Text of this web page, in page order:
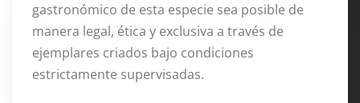
gastronómico de esta especie sea posible de
manera legal, ética y exclusiva a través de
ejemplares criados bajo condiciones
estrictamente supervisadas.